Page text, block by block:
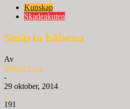
Kunskap
Skadeakuten
Smärta hälsena
Av
Mikael Grip
-
29 oktober, 2014
1
191